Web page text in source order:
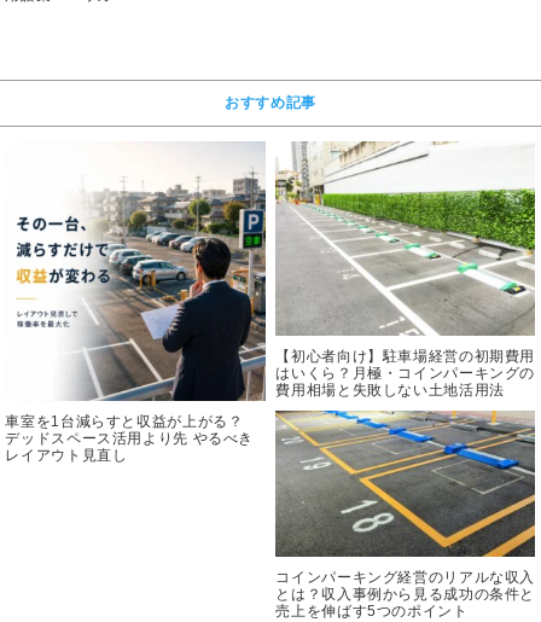
おすすめ記事
車室を1台減らすと収益が上がる？
デッドスペース活用より先 やるべき
レイアウト見直し
【初心者向け】駐車場経営の初期費用
はいくら？月極・コインパーキングの
費用相場と失敗しない土地活用法
コインパーキング経営のリアルな収入
とは？収入事例から見る成功の条件と
売上を伸ばす5つのポイント